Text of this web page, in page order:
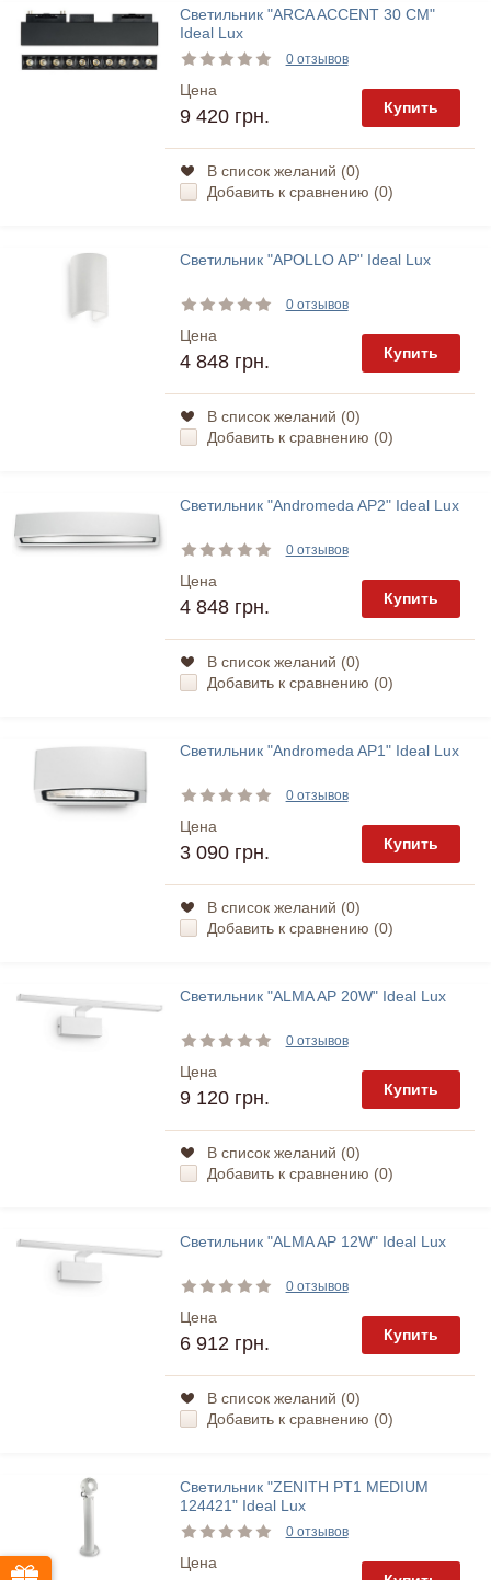
Светильник "ARCA ACCENT 30 CM"
Ideal Lux
0 отзывов
Цена
9 420 грн. Купить
В список желаний (0)
Добавить к сравнению (0)
Светильник "APOLLO AP" Ideal Lux
0 отзывов
Цена
4 848 грн. Купить
В список желаний (0)
Добавить к сравнению (0)
Светильник "Andromeda AP2" Ideal Lux
0 отзывов
Цена
4 848 грн. Купить
В список желаний (0)
Добавить к сравнению (0)
Светильник "Andromeda AP1" Ideal Lux
0 отзывов
Цена
3 090 грн. Купить
В список желаний (0)
Добавить к сравнению (0)
Светильник "ALMA AP 20W" Ideal Lux
0 отзывов
Цена
9 120 грн. Купить
В список желаний (0)
Добавить к сравнению (0)
Светильник "ALMA AP 12W" Ideal Lux
0 отзывов
Цена
6 912 грн. Купить
В список желаний (0)
Добавить к сравнению (0)
Светильник "ZENITH PT1 MEDIUM
124421" Ideal Lux
0 отзывов
Цена